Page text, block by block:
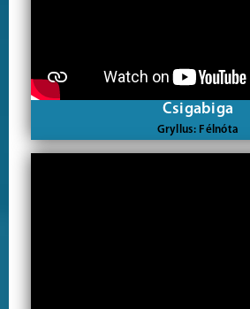
Csigabiga
Gryllus: Félnóta